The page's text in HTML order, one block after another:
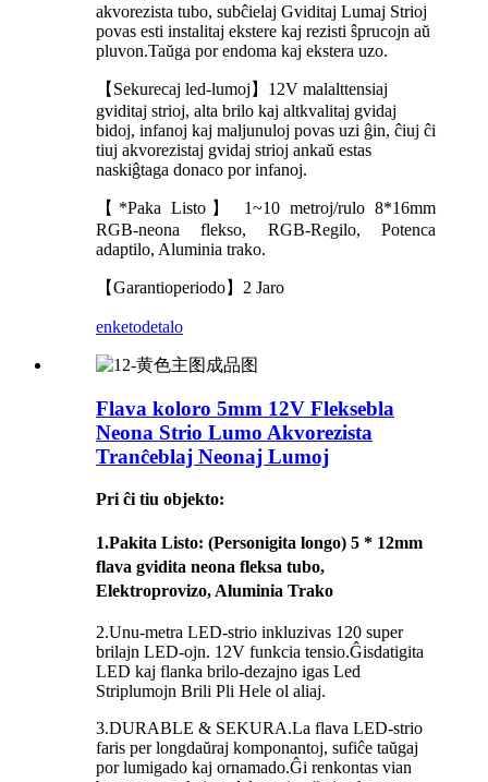
akvorezista tubo, subĉielaj Gviditaj Lumaj Strioj
povas esti instalitaj ekstere kaj rezisti ŝprucojn aŭ
pluvon.Taŭga por endoma kaj ekstera uzo.
【Sekurecaj led-lumoj】12V malalttensiaj
gviditaj strioj, alta brilo kaj altkvalitaj gvidaj
bidoj, infanoj kaj maljunuloj povas uzi ĝin, ĉiuj ĉi
tiuj akvorezistaj gvidaj strioj ankaŭ estas
naskiĝtaga donaco por infanoj.
【*Paka Listo】 1~10 metroj/rulo 8*16mm
RGB-neona flekso, RGB-Regilo, Potenca
adaptilo, Aluminia trako.
【Garantioperiodo】2 Jaro
enketodetalo
Flava koloro 5mm 12V Fleksebla
Neona Strio Lumo Akvorezista
Tranĉeblaj Neonaj Lumoj
Pri ĉi tiu objekto:
1.Pakita Listo: (Personigita longo) 5 * 12mm
flava gvidita neona fleksa tubo,
Elektroprovizo, Aluminia Trako
2.Unu-metra LED-strio inkluzivas 120 super
brilajn LED-ojn. 12V funkcia tensio.Ĝisdatigita
LED kaj flanka brilo-dezajno igas Led
Striplumojn Brili Pli Hele ol aliaj.
3.DURABLE & SEKURA.La flava LED-strio
faris per longdaŭraj komponantoj, sufiĉe taŭgaj
por lumigado kaj ornamado.Ĝi renkontas vian